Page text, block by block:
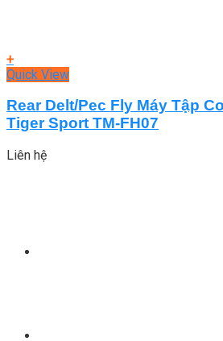
+
Quick View
Rear Delt/Pec Fly Máy Tập
Tiger Sport TM-FH07
Liên hệ